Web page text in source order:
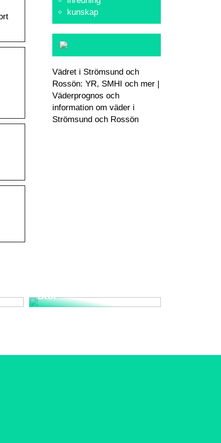
kunskap
Vädret i Strömsund och
Rossön: YR, SMHI och mer |
Väderprognos och
information om väder i
Strömsund och Rossön
Stol